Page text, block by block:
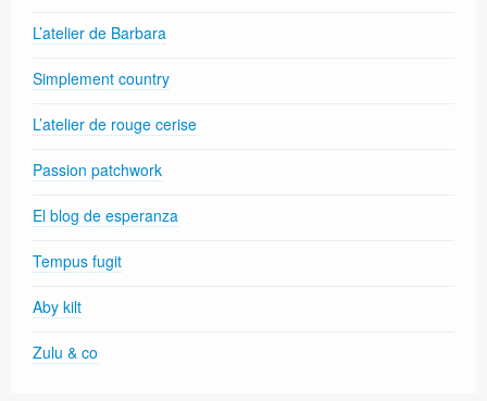
L’atelier de Barbara
Simplement country
L’atelier de rouge cerise
Passion patchwork
El blog de esperanza
Tempus fugit
Aby kilt
Zulu & co